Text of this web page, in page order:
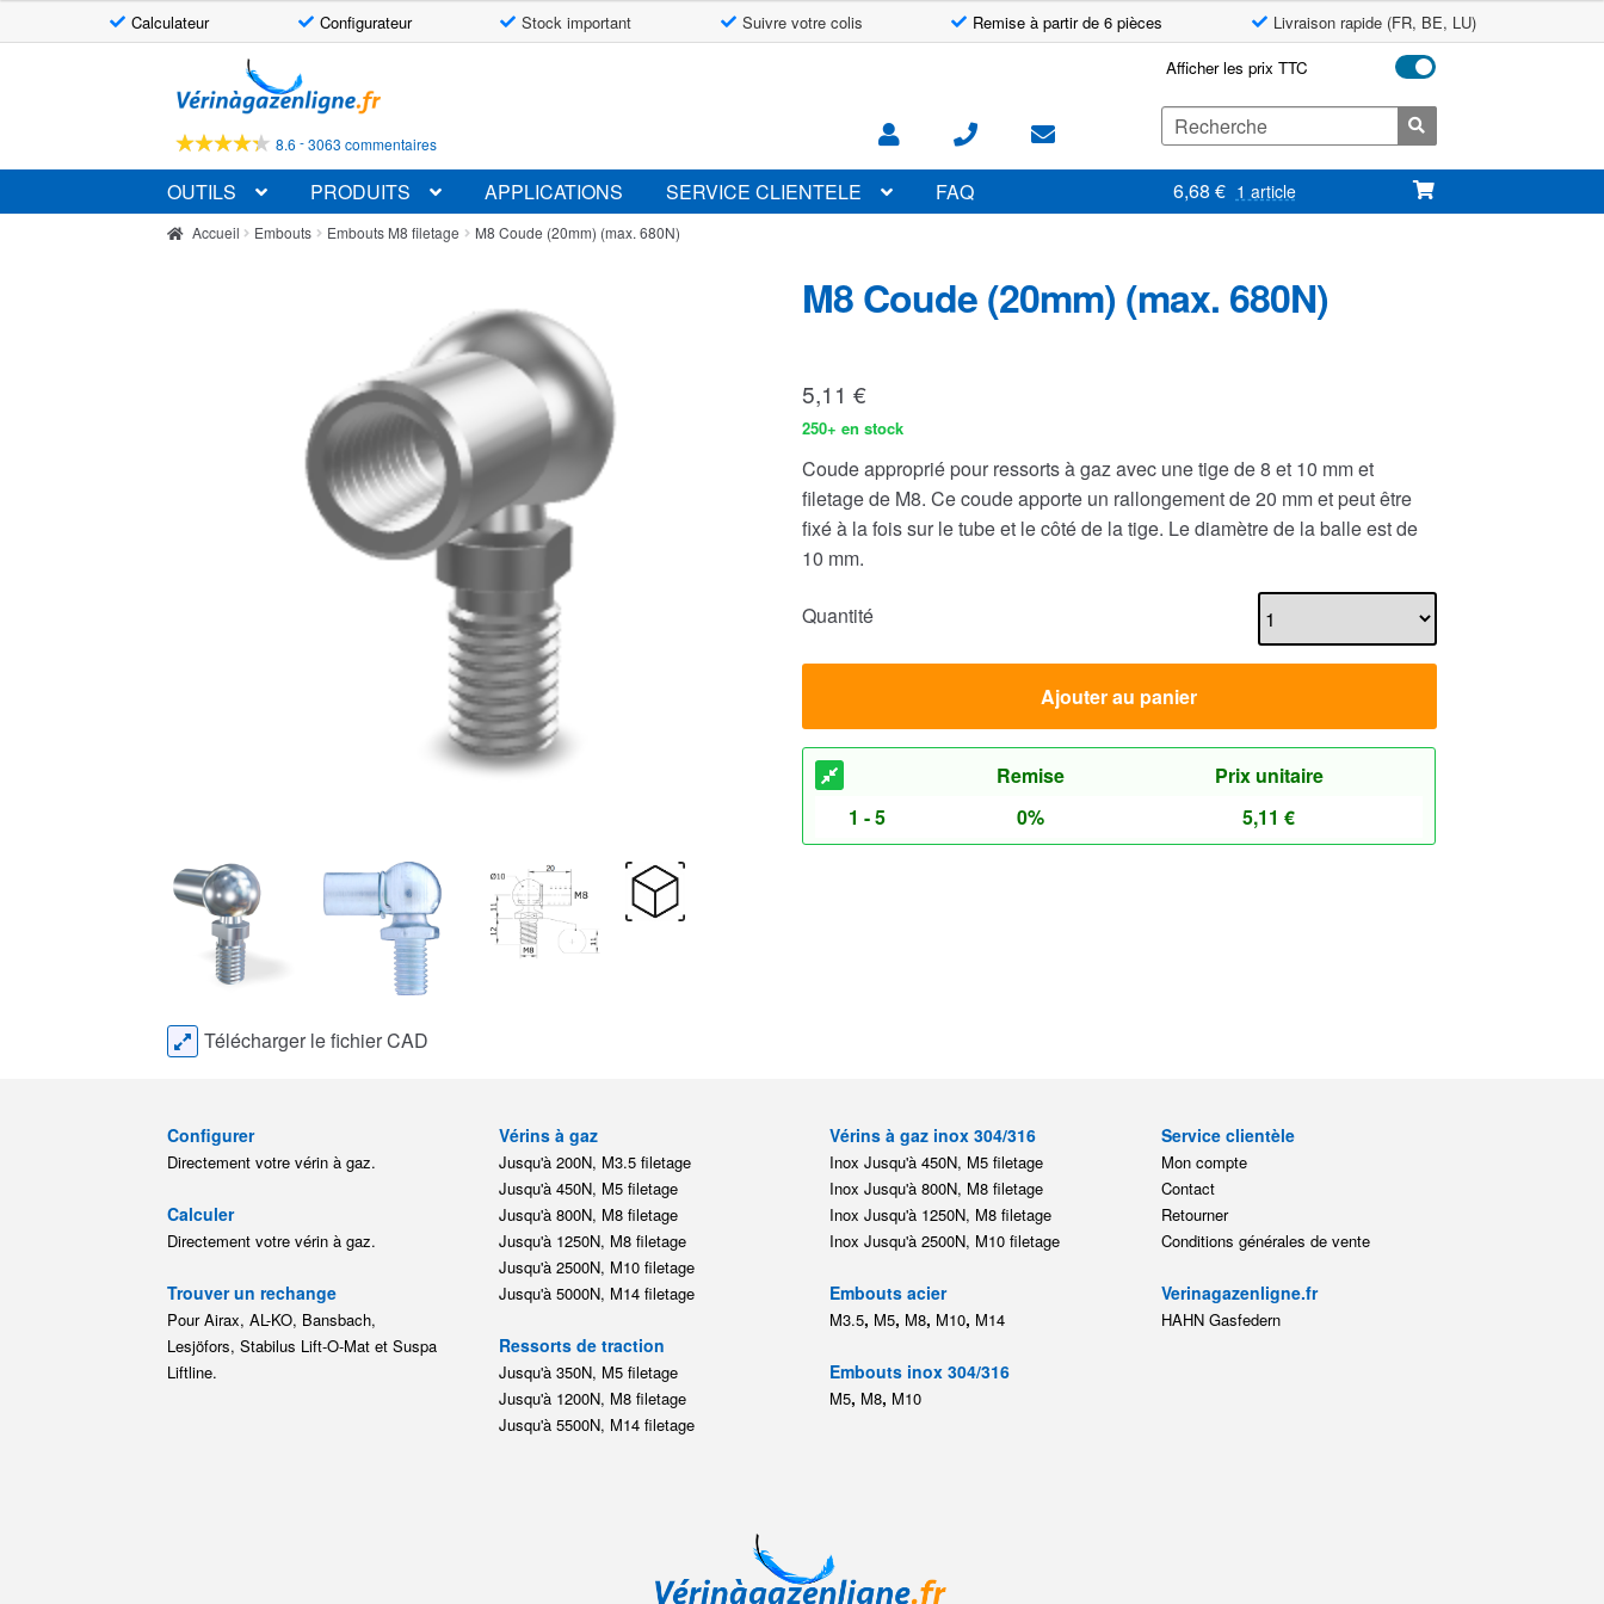
Calculateur Configurateur Stock important Suivre votre colis Remise à partir de 6 pièces Livraison rapide (FR, BE, LU)
à
la
navigation
au
contenu
8.6 -3063 commentaires
Afficher les prix TTC
Search
for:
OUTILS PRODUITS APPLICATIONS SERVICE CLIENTELE FAQ 6,68 € 1 article
Accueil Embouts Embouts M8 filetage M8 Coude (20mm) (max. 680N)
M8 Coude (20mm) (max. 680N)
5,11 €
250+ en stock
Coude approprié pour ressorts à gaz avec une tige de 8 et 10 mm et
filetage de M8. Ce coude apporte un rallongement de 20 mm et peut être
fixé à la fois sur le tube et le côté de la tige. Le diamètre de la balle est de
10 mm.
Quantité
Ajouter au panier
Remise
Prix unitaire
1 - 5
0% 5,11€
Télécharger le fichier CAD
Configurer
Directement votre vérin à gaz.
Calculer
Directement votre vérin à gaz.
Trouver un rechange
Pour Airax, AL-KO, Bansbach,
Lesjöfors, Stabilus Lift-O-Mat et Suspa
Liftline.
Vérins à gaz
Jusqu'à 200N, M3.5 filetage
Jusqu'à 450N, M5 filetage
Jusqu'à 800N, M8 filetage
Jusqu'à 1250N, M8 filetage
Jusqu'à 2500N, M10 filetage
Jusqu'à 5000N, M14 filetage
Ressorts de traction
Jusqu'à 350N, M5 filetage
Jusqu'à 1200N, M8 filetage
Jusqu'à 5500N, M14 filetage
Vérins à gaz inox 304/316
Inox Jusqu'à 450N, M5 filetage
Inox Jusqu'à 800N, M8 filetage
Inox Jusqu'à 1250N, M8 filetage
Inox Jusqu'à 2500N, M10 filetage
Embouts acier
M3.5, M5, M8, M10, M14
Embouts inox 304/316
M5, M8, M10
Service clientèle
Mon compte
Contact
Retourner
Conditions générales de vente
Verinagazenligne.fr
HAHN Gasfedern